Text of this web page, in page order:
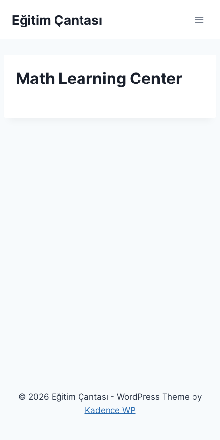
Eğitim Çantası
Math Learning Center
© 2026 Eğitim Çantası - WordPress Theme by
Kadence WP